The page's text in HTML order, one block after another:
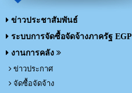
ข่าวประชาสัมพันธ์
ระบบการจัดซื้อจัดจ้างภาครัฐ EGP
งานการคลัง
ข่าวประกาศ
จัดซื้อจัดจ้าง